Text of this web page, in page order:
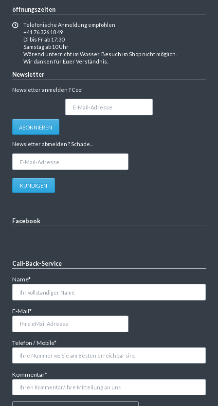
öffnungszeiten
Telefonische Anmeldung empfohlen
+41 76 326 18 49
Di bis Fr ab 17:30
Samstag ab 10 Uhr
Wärend unterricht im Wasser, Besuch im Shop nicht möglich.
Wir danken für Euer Verständnis.
Newsletter
Newsletter anmelden ? Cool
Adresse
ABONNIEREN
Newsletter abmelden ? Schade...
Adresse
KÜNDIGEN
Facebook
Call-Back-Service
Pflichtfeld
Name*
Pflichtfeld
E-Mail*
Pflichtfeld
Telefon / Mobile*
Pflichtfeld
Kommentar*